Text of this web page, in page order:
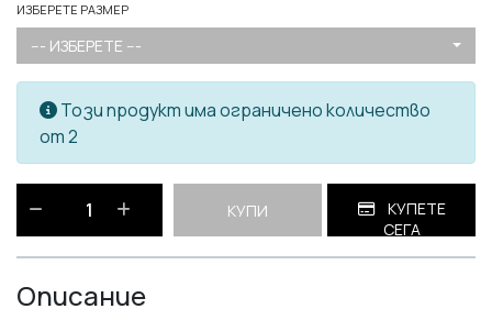
ИЗБЕРЕТЕ РАЗМЕР
--- ИЗБЕРЕТЕ ---
Този продукт има ограничено количество
от 2
КУПИ
КУПЕТЕ
СЕГА
Описание